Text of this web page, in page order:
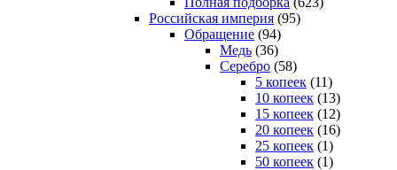
Российская империя (95)
Обращение (94)
Медь (36)
Серебро (58)
5 копеек (11)
10 копеек (13)
15 копеек (12)
20 копеек (16)
25 копеек (1)
50 копеек (1)